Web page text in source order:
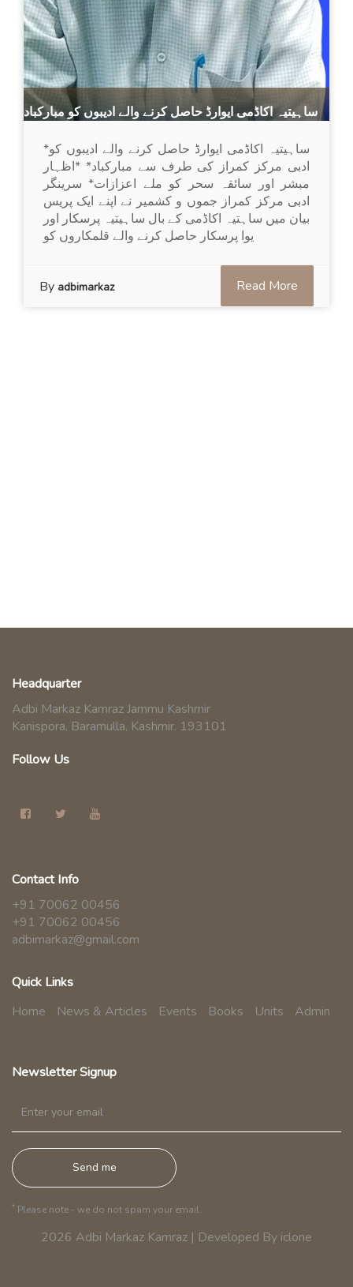
ساہیتیہ اکاڈمی ایوارڈ حاصل کرنے والے ادیبوں کو مبارکباد
*ساہیتیہ اکاڈمی ایوارڈ حاصل کرنے والے ادیبوں کو
ادبی مرکز کمراز کی طرف سے مبارکباد* *اظہار
مبشر اور سائقہ سحر کو ملے اعزازات* سرینگر
ادبی مرکز کمراز جموں و کشمیر نے اپنے ایک پریس
بیان میں ساہتیہ اکاڈمی کے بال ساہیتیہ پرسکار اور
یوا پرسکار حاصل کرنے والے قلمکاروں کو
By adbimarkaz Read More
Headquarter
Adbi Markaz Kamraz Jammu Kashmir
Kanispora, Baramulla, Kashmir. 193101
Follow Us
Contact Info
+91 70062 00456
+91 70062 00456
adbimarkaz@gmail.com
Quick Links
Home
News & Articles Events Books Units Admin
Newsletter Signup
* Please note - we do not spam your email.
2026 Adbi Markaz Kamraz | Developed By iclone